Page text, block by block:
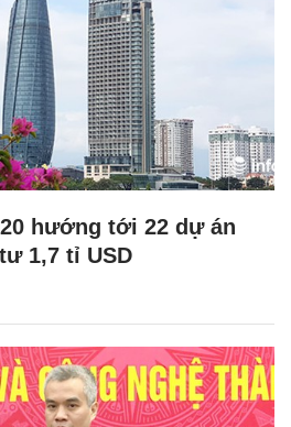
hướng tới 22 dự án
1,7 tỉ USD